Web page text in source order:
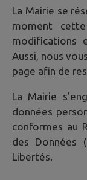
La Mairie se
moment
modifications
Aussi, nous
page afin de
La Mairie
données
conformes au
des Données
Libertés.